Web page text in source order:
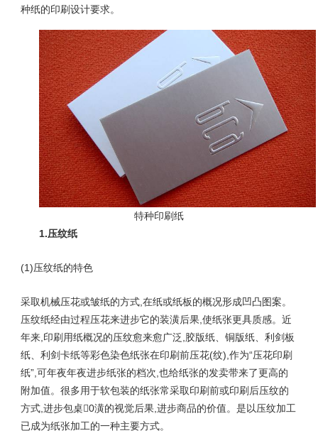
种纸的印刷设计要求。
特种印刷纸
1.压纹纸
(1)压纹纸的特色
采取机械压花或皱纸的方式,在纸或纸板的概况形成凹凸图案。
压纹纸经由过程压花来进步它的装潢后果,使纸张更具质感。近
年来,印刷用纸概况的压纹愈来愈广泛,胶版纸、铜版纸、利剑板
纸、利剑卡纸等彩色染色纸张在印刷前压花(纹),作为“压花印刷
纸”,可年夜年夜进步纸张的档次,也给纸张的发卖带来了更高的
附加值。很多用于软包装的纸张常采取印刷前或印刷后压纹的
方式,进步包桌0潢的视觉后果,进步商品的价值。是以压纹加工
已成为纸张加工的一种主要方式。